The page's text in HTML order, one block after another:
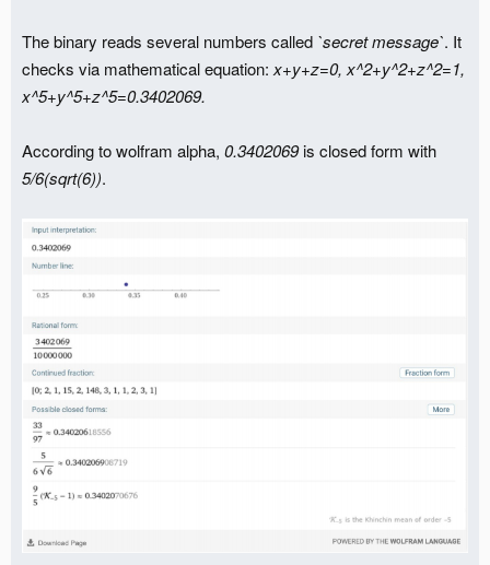
The binary reads several numbers called `secret message`. It
checks via mathematical equation: x+y+z=0, x^2+y^2+z^2=1,
x^5+y^5+z^5=0.3402069.
According to wolfram alpha, 0.3402069is closed form with
5/6(sqrt(6)).